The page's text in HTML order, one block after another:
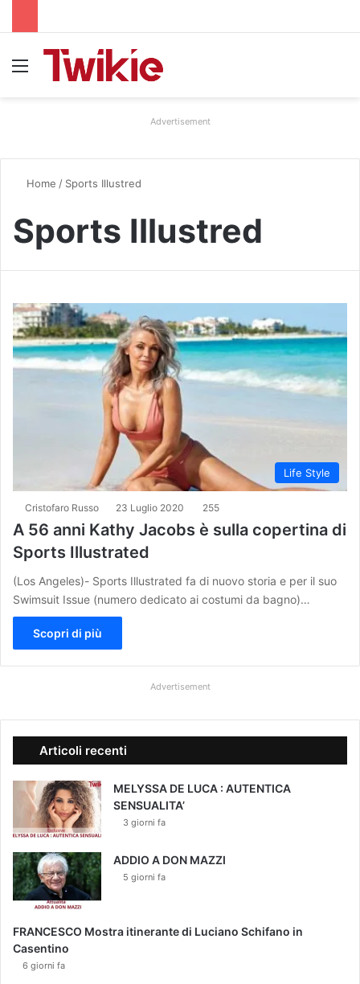
Advertisement
Home / Sports Illustred
Sports Illustred
Life Style
Cristofaro Russo 23 Luglio 2020 255
A 56 anni Kathy Jacobs è sulla copertina di
Sports Illustrated
(Los Angeles)- Sports Illustrated fa di nuovo storia e per il suo
Swimsuit Issue (numero dedicato ai costumi da bagno)…
Scopri di più
Advertisement
Articoli recenti
MELYSSA DE LUCA : AUTENTICA
SENSUALITA’
3 giorni fa
ADDIO A DON MAZZI
5 giorni fa
FRANCESCO Mostra itinerante di Luciano Schifano in
Casentino
6 giorni fa